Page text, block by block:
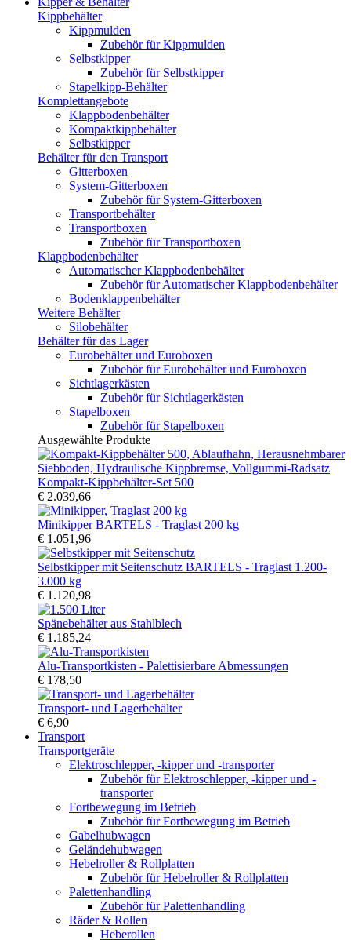
Kippbehälter
Kippmulden
Zubehör für Kippmulden
Selbstkipper
Zubehör für Selbstkipper
Stapelkipp-Behälter
Komplettangebote
Klappbodenbehälter
Kompaktkippbehälter
Selbstkipper
Behälter für den Transport
Gitterboxen
System-Gitterboxen
Zubehör für System-Gitterboxen
Transportbehälter
Transportboxen
Zubehör für Transportboxen
Klappbodenbehälter
Automatischer Klappbodenbehälter
Zubehör für Automatischer Klappbodenbehälter
Bodenklappenbehälter
Weitere Behälter
Silobehälter
Behälter für das Lager
Eurobehälter und Euroboxen
Zubehör für Eurobehälter und Euroboxen
Sichtlagerkästen
Zubehör für Sichtlagerkästen
Stapelboxen
Zubehör für Stapelboxen
Ausgewählte Produkte
Kompakt-Kippbehälter-Set 500
€ 2.039,66
Minikipper BARTELS - Traglast 200 kg
€ 1.051,96
Selbstkipper mit Seitenschutz BARTELS - Traglast 1.200-
3.000 kg
€ 1.120,98
Spänebehälter aus Stahlblech
€ 1.185,24
Alu-Transportkisten - Palettisierbare Abmessungen
€ 178,50
Transport- und Lagerbehälter
€ 6,90
Transport
Transportgeräte
Elektroschlepper, -kipper und -transporter
Zubehör für Elektroschlepper, -kipper und -
transporter
Fortbewegung im Betrieb
Zubehör für Fortbewegung im Betrieb
Gabelhubwagen
Geländehubwagen
Hebelroller & Rollplatten
Zubehör für Hebelroller & Rollplatten
Palettenhandling
Zubehör für Palettenhandling
Räder & Rollen
Heberollen